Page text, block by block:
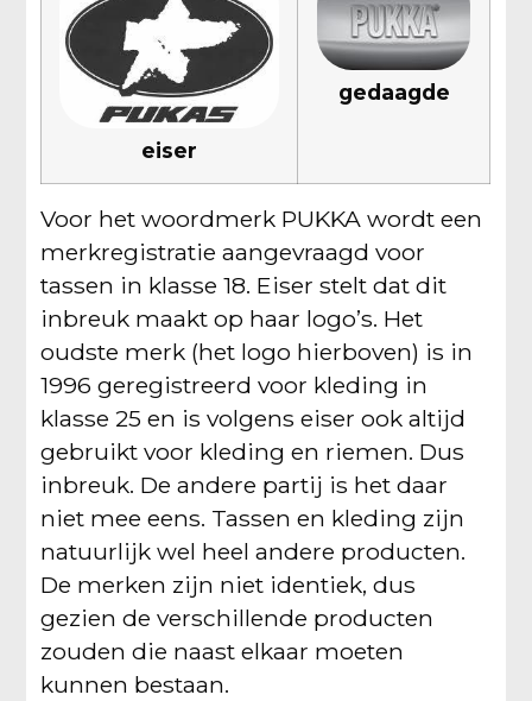
eiser
gedaagde
Voor het woordmerk PUKKA wordt een
merkregistratie aangevraagd voor
tassen in klasse 18. Eiser stelt dat dit
inbreuk maakt op haar logo’s. Het
oudste merk (het logo hierboven) is in
1996 geregistreerd voor kleding in
klasse 25 en is volgens eiser ook altijd
gebruikt voor kleding en riemen. Dus
inbreuk. De andere partij is het daar
niet mee eens. Tassen en kleding zijn
natuurlijk wel heel andere producten.
De merken zijn niet identiek, dus
gezien de verschillende producten
zouden die naast elkaar moeten
kunnen bestaan.